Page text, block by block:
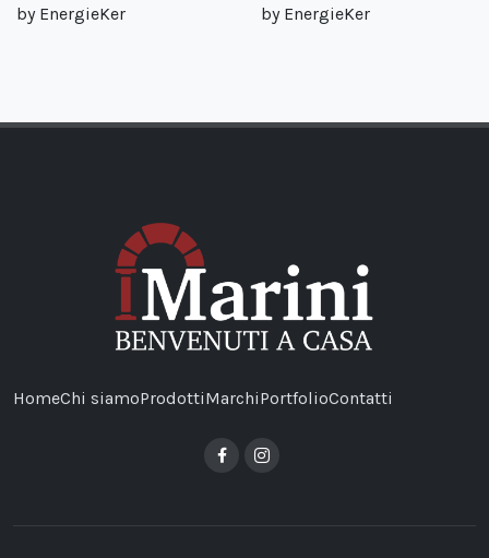
by EnergieKer by EnergieKer
HomeChi siamoProdottiMarchiPortfolioContatti